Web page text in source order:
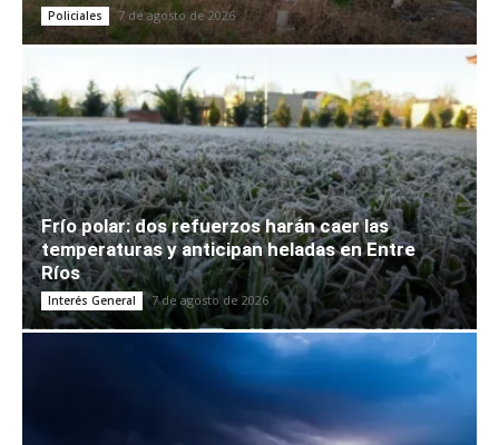
Policiales 7 de agosto de 2026
Frío polar: dos refuerzos harán caer las
temperaturas y anticipan heladas en Entre
Ríos
Interés General 7 de agosto de 2026